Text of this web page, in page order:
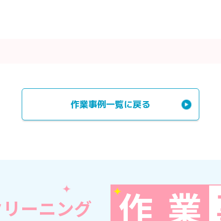
作業事例一覧に戻る
ーニング 作 業